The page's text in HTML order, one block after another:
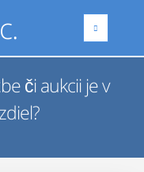
či aukcii je v